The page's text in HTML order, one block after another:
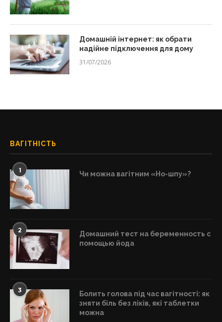
Домашній інтернет: як обрати
надійне підключення для дому
31/07/2026
ВАГІТНІСТЬ
1 Чи можна вагітним «Но-шпу»?
2
Домашний тест на беременность с
помощью йода
3
Болить голова під час вагітності: як
зняти біль без ліків, які таблетки
можна